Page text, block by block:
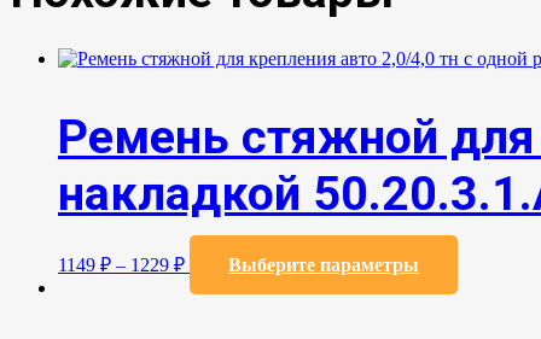
Ремень стяжной для
накладкой
1149 ₽ – 1229 ₽ Выберите параметры